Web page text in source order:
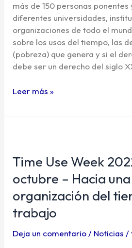
más de 150 personas
diferentes universidades,
organizaciones de todo el
sobre los usos del tiempo, las
(pobreza) que genera y si el
debe ser un derecho del siglo
Leer más »
Time Use Week
octubre – Hacia
organización del
trabajo
Deja un comentario/ Noticias /
Week
26
de
octubre
–
Hacia